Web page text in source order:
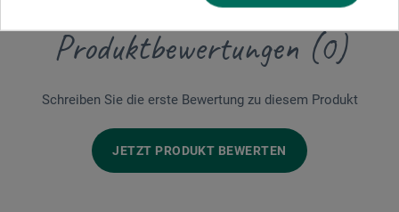
Produktbewertungen (0)
Schreiben Sie die erste Bewertung zu diesem Produkt
JETZT PRODUKT BEWERTEN